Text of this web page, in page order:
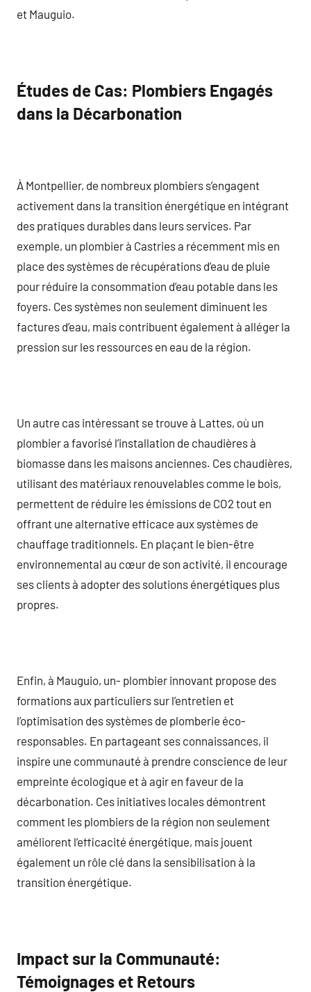
et Mauguio.
Études de Cas: Plombiers Engagés
dans la Décarbonation
À Montpellier, de nombreux plombiers s’engagent
activement dans la transition énergétique en intégrant
des pratiques durables dans leurs services. Par
exemple, un plombier à Castries a récemment mis en
place des systèmes de récupérations d’eau de pluie
pour réduire la consommation d’eau potable dans les
foyers. Ces systèmes non seulement diminuent les
factures d’eau, mais contribuent également à alléger la
pression sur les ressources en eau de la région.
Un autre cas intéressant se trouve à Lattes, où un
plombier a favorisé l’installation de chaudières à
biomasse dans les maisons anciennes. Ces chaudières,
utilisant des matériaux renouvelables comme le bois,
permettent de réduire les émissions de CO2 tout en
offrant une alternative efficace aux systèmes de
chauffage traditionnels. En plaçant le bien-être
environnemental au cœur de son activité, il encourage
ses clients à adopter des solutions énergétiques plus
propres.
Enfin, à Mauguio, un- plombier innovant propose des
formations aux particuliers sur l’entretien et
l’optimisation des systèmes de plomberie éco-
responsables. En partageant ses connaissances, il
inspire une communauté à prendre conscience de leur
empreinte écologique et à agir en faveur de la
décarbonation. Ces initiatives locales démontrent
comment les plombiers de la région non seulement
améliorent l’efficacité énergétique, mais jouent
également un rôle clé dans la sensibilisation à la
transition énergétique.
Impact sur la Communauté:
Témoignages et Retours